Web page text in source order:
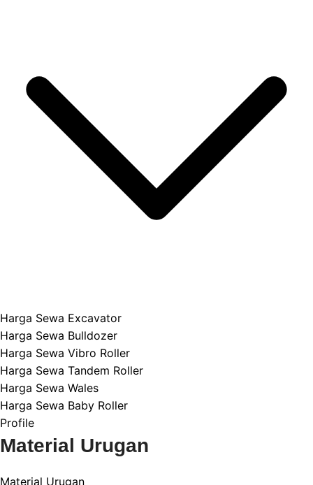
Harga Sewa Excavator
Harga Sewa Bulldozer
Harga Sewa Vibro Roller
Harga Sewa Tandem Roller
Harga Sewa Wales
Harga Sewa Baby Roller
Profile
Material Urugan
Material Urugan